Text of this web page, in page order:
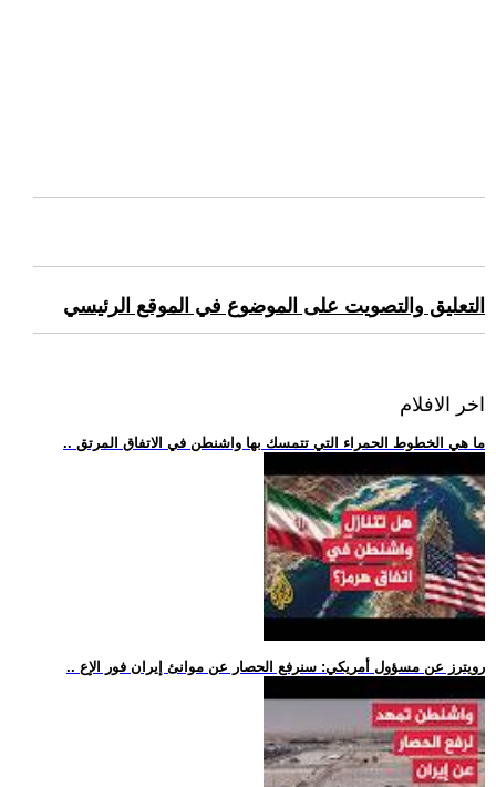
التعليق والتصويت على الموضوع في الموقع الرئيسي
اخر الافلام
.. ما هي الخطوط الحمراء التي تتمسك بها واشنطن في الاتفاق المرتق
.. رويترز عن مسؤول أمريكي: سنرفع الحصار عن موانئ إيران فور الإع